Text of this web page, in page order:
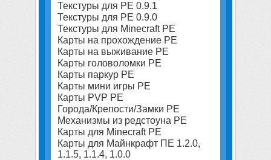
Текстуры для PE 0.9.1
Текстуры для PE 0.9.0
Текстуры для Minecraft PE
Карты на прохождение PE
Карты на выживание PE
Карты головоломки PE
Карты паркур PE
Карты мини игры PE
Карты PVP PE
Города/Крепости/Замки PE
Механизмы из редстоуна PE
Карты для Minecraft PE
Карты для Майнкрафт ПЕ 1.2.0,
1.1.5, 1.1.4, 1.0.0